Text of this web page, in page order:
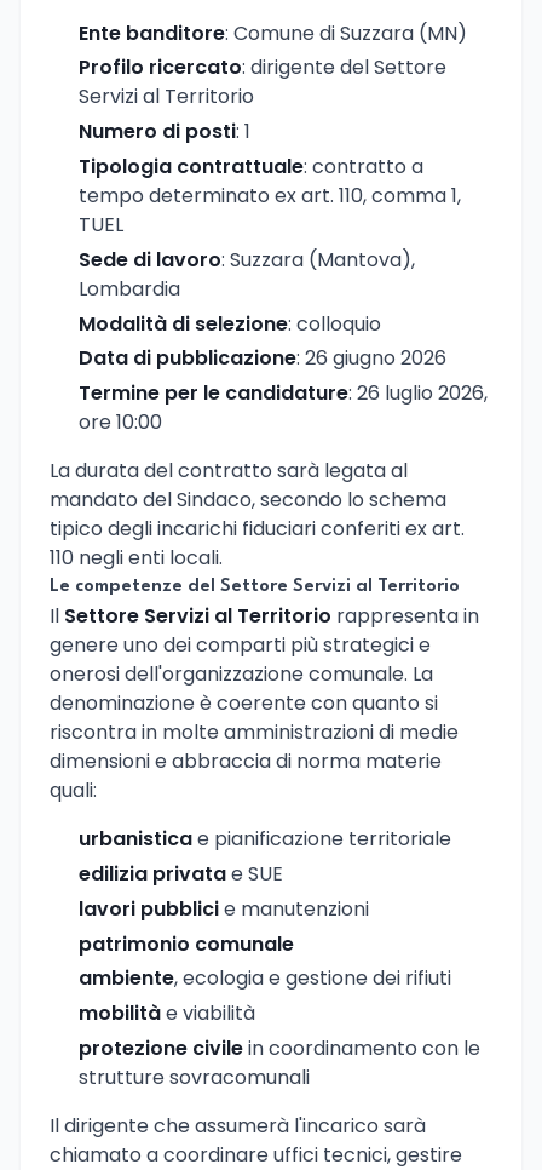
Ente banditore: Comune di Suzzara (MN)
Profilo ricercato: dirigente del Settore
Servizi al Territorio
Numero di posti: 1
Tipologia contrattuale: contratto a
tempo determinato ex art. 110, comma 1,
TUEL
Sede di lavoro: Suzzara (Mantova),
Lombardia
Modalità di selezione: colloquio
Data di pubblicazione: 26 giugno 2026
Termine per le candidature: 26 luglio 2026,
ore 10:00
La durata del contratto sarà legata al
mandato del Sindaco, secondo lo schema
tipico degli incarichi fiduciari conferiti ex art.
110 negli enti locali.
Le competenze del Settore Servizi al Territorio
Il Settore Servizi al Territorio rappresenta in
genere uno dei comparti più strategici e
onerosi dell'organizzazione comunale. La
denominazione è coerente con quanto si
riscontra in molte amministrazioni di medie
dimensioni e abbraccia di norma materie
quali:
urbanisticae pianificazione territoriale
edilizia privatae SUE
lavori pubblicie manutenzioni
patrimonio comunale
ambiente, ecologia e gestione dei rifiuti
mobilitàe viabilità
protezione civilein coordinamento con le
strutture sovracomunali
Il dirigente che assumerà l'incarico sarà
chiamato a coordinare uffici tecnici, gestire